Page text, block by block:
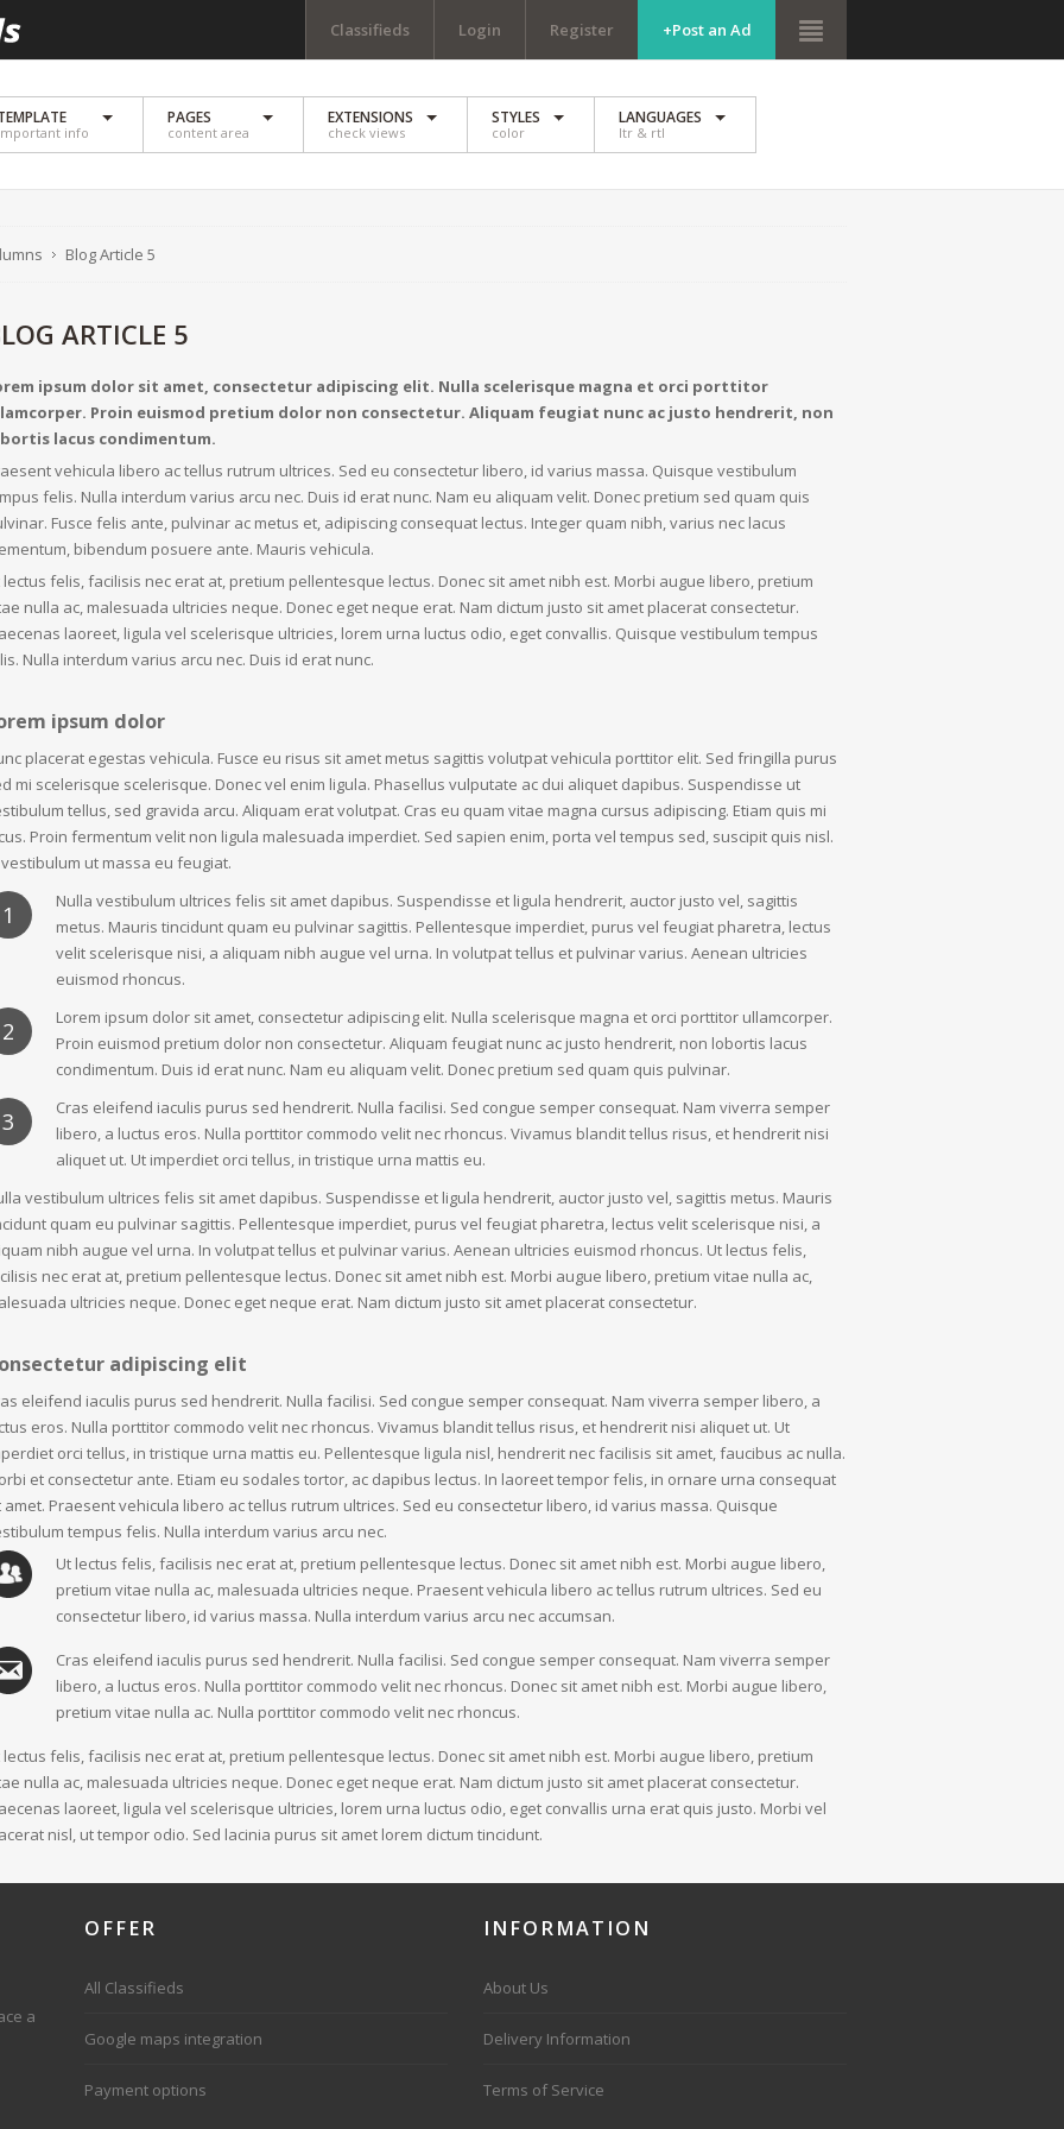
Classifieds Login Register +Post an Ad
info
PAGES
content area
EXTENSIONS
check views
STYLES
color
LANGUAGES
ltr & rtl
Blog Article 5
ARTICLE 5
ipsum dolor sit amet, consectetur adipiscing elit. Nulla scelerisque magna et orci porttitor
Proin euismod pretium dolor non consectetur. Aliquam feugiat nunc ac justo hendrerit, non
lacus condimentum.
vehicula libero ac tellus rutrum ultrices. Sed eu consectetur libero, id varius massa. Quisque vestibulum
felis. Nulla interdum varius arcu nec. Duis id erat nunc. Nam eu aliquam velit. Donec pretium sed quam quis
Fusce felis ante, pulvinar ac metus et, adipiscing consequat lectus. Integer quam nibh, varius nec lacus
bibendum posuere ante. Mauris vehicula.
lectus felis, facilisis nec erat at, pretium pellentesque lectus. Donec sit amet nibh est. Morbi augue libero, pretium
nulla ac, malesuada ultricies neque. Donec eget neque erat. Nam dictum justo sit amet placerat consectetur.
laoreet, ligula vel scelerisque ultricies, lorem urna luctus odio, eget convallis. Quisque vestibulum tempus
Nulla interdum varius arcu nec. Duis id erat nunc.
ipsum dolor
placerat egestas vehicula. Fusce eu risus sit amet metus sagittis volutpat vehicula porttitor elit. Sed fringilla purus
mi scelerisque scelerisque. Donec vel enim ligula. Phasellus vulputate ac dui aliquet dapibus. Suspendisse ut
tellus, sed gravida arcu. Aliquam erat volutpat. Cras eu quam vitae magna cursus adipiscing. Etiam quis mi
Proin fermentum velit non ligula malesuada imperdiet. Sed sapien enim, porta vel tempus sed, suscipit quis nisl.
vestibulum ut massa eu feugiat.
1
Nulla vestibulum ultrices felis sit amet dapibus. Suspendisse et ligula hendrerit, auctor justo vel, sagittis
metus. Mauris tincidunt quam eu pulvinar sagittis. Pellentesque imperdiet, purus vel feugiat pharetra, lectus
velit scelerisque nisi, a aliquam nibh augue vel urna. In volutpat tellus et pulvinar varius. Aenean ultricies
euismod rhoncus.
2
Lorem ipsum dolor sit amet, consectetur adipiscing elit. Nulla scelerisque magna et orci porttitor ullamcorper.
Proin euismod pretium dolor non consectetur. Aliquam feugiat nunc ac justo hendrerit, non lobortis lacus
condimentum. Duis id erat nunc. Nam eu aliquam velit. Donec pretium sed quam quis pulvinar.
3
Cras eleifend iaculis purus sed hendrerit. Nulla facilisi. Sed congue semper consequat. Nam viverra semper
libero, a luctus eros. Nulla porttitor commodo velit nec rhoncus. Vivamus blandit tellus risus, et hendrerit nisi
aliquet ut. Ut imperdiet orci tellus, in tristique urna mattis eu.
vestibulum ultrices felis sit amet dapibus. Suspendisse et ligula hendrerit, auctor justo vel, sagittis metus. Mauris
quam eu pulvinar sagittis. Pellentesque imperdiet, purus vel feugiat pharetra, lectus velit scelerisque nisi, a
nibh augue vel urna. In volutpat tellus et pulvinar varius. Aenean ultricies euismod rhoncus. Ut lectus felis,
nec erat at, pretium pellentesque lectus. Donec sit amet nibh est. Morbi augue libero, pretium vitae nulla ac,
ultricies neque. Donec eget neque erat. Nam dictum justo sit amet placerat consectetur.
adipiscing elit
eleifend iaculis purus sed hendrerit. Nulla facilisi. Sed congue semper consequat. Nam viverra semper libero, a
eros. Nulla porttitor commodo velit nec rhoncus. Vivamus blandit tellus risus, et hendrerit nisi aliquet ut. Ut
orci tellus, in tristique urna mattis eu. Pellentesque ligula nisl, hendrerit nec facilisis sit amet, faucibus ac nulla.
et consectetur ante. Etiam eu sodales tortor, ac dapibus lectus. In laoreet tempor felis, in ornare urna consequat
amet. Praesent vehicula libero ac tellus rutrum ultrices. Sed eu consectetur libero, id varius massa. Quisque
tempus felis. Nulla interdum varius arcu nec.
Ut lectus felis, facilisis nec erat at, pretium pellentesque lectus. Donec sit amet nibh est. Morbi augue libero,
pretium vitae nulla ac, malesuada ultricies neque. Praesent vehicula libero ac tellus rutrum ultrices. Sed eu
consectetur libero, id varius massa. Nulla interdum varius arcu nec accumsan.
Cras eleifend iaculis purus sed hendrerit. Nulla facilisi. Sed congue semper consequat. Nam viverra semper
libero, a luctus eros. Nulla porttitor commodo velit nec rhoncus. Donec sit amet nibh est. Morbi augue libero,
pretium vitae nulla ac. Nulla porttitor commodo velit nec rhoncus.
lectus felis, facilisis nec erat at, pretium pellentesque lectus. Donec sit amet nibh est. Morbi augue libero, pretium
nulla ac, malesuada ultricies neque. Donec eget neque erat. Nam dictum justo sit amet placerat consectetur.
laoreet, ligula vel scelerisque ultricies, lorem urna luctus odio, eget convallis urna erat quis justo. Morbi vel
nisl, ut tempor odio. Sed lacinia purus sit amet lorem dictum tincidunt.
a
OFFER
All Classifieds
Google maps integration
Payment options
INFORMATION
About Us
Delivery Information
Terms of Service